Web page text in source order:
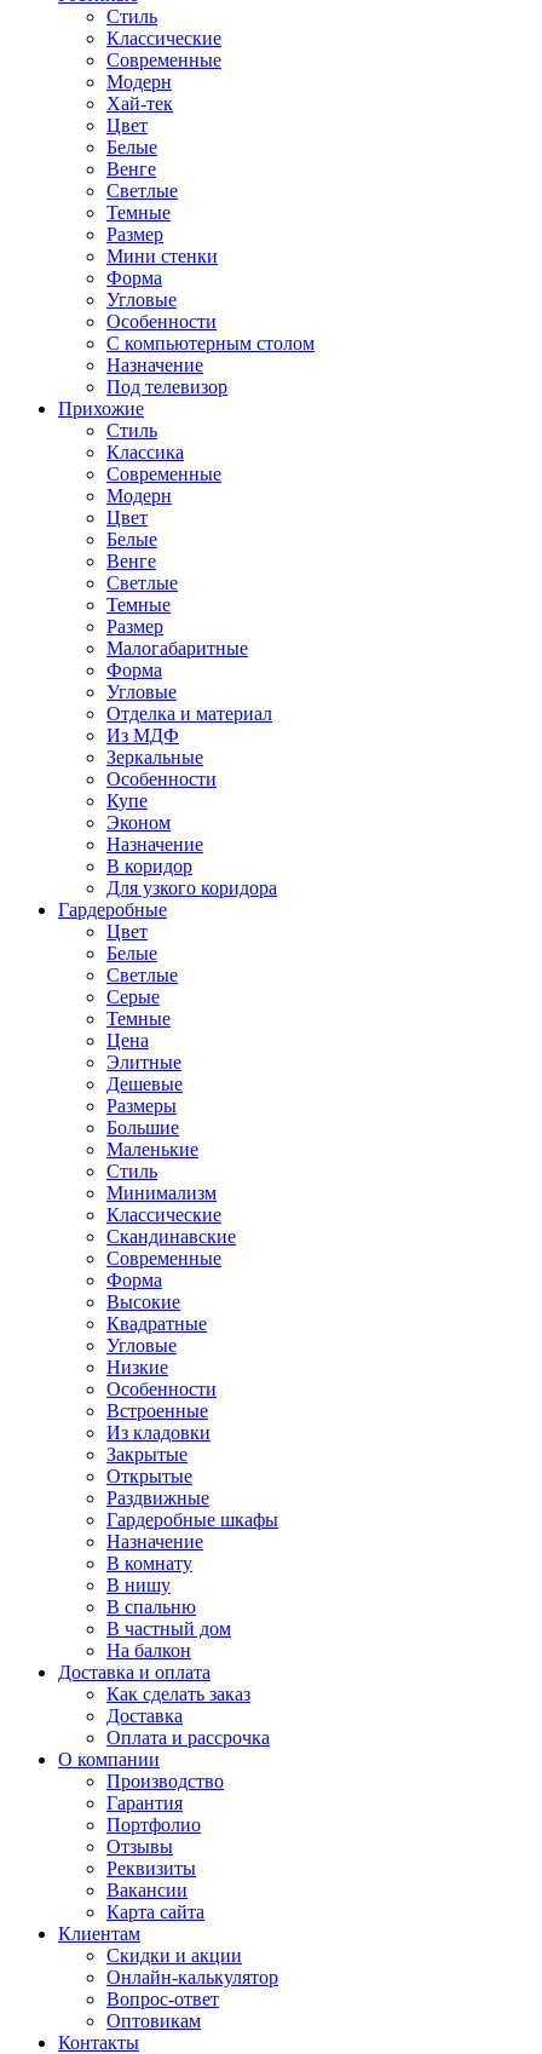
Стиль
Классические
Современные
Модерн
Хай-тек
Цвет
Белые
Венге
Светлые
Темные
Размер
Мини стенки
Форма
Угловые
Особенности
С компьютерным столом
Назначение
Под телевизор
Прихожие
Стиль
Классика
Современные
Модерн
Цвет
Белые
Венге
Светлые
Темные
Размер
Малогабаритные
Форма
Угловые
Отделка и материал
Из МДФ
Зеркальные
Особенности
Купе
Эконом
Назначение
В коридор
Для узкого коридора
Гардеробные
Цвет
Белые
Светлые
Серые
Темные
Цена
Элитные
Дешевые
Размеры
Большие
Маленькие
Стиль
Минимализм
Классические
Скандинавские
Современные
Форма
Высокие
Квадратные
Угловые
Низкие
Особенности
Встроенные
Из кладовки
Закрытые
Открытые
Раздвижные
Гардеробные шкафы
Назначение
В комнату
В нишу
В спальню
В частный дом
На балкон
Доставка и оплата
Как сделать заказ
Доставка
Оплата и рассрочка
О компании
Производство
Гарантия
Портфолио
Отзывы
Реквизиты
Вакансии
Карта сайта
Клиентам
Скидки и акции
Онлайн-калькулятор
Вопрос-ответ
Оптовикам
Контакты